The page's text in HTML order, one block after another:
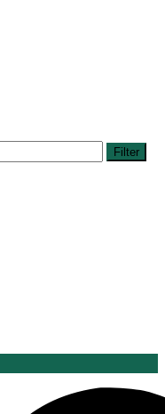
Filter